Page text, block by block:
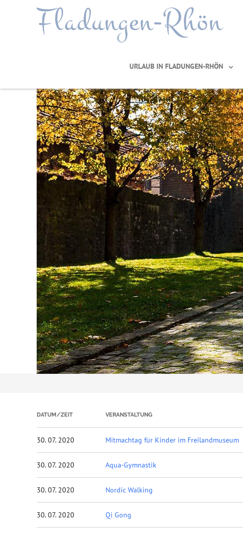
Fladungen-Rhön
URLAUB IN FLADUNGEN-RHÖN
DATUM/ZEIT VERANSTALTUNG
30. 07. 2020 Mitmachtag für Kinder im Freilandmuseum
30. 07. 2020 Aqua-Gymnastik
30. 07. 2020 Nordic Walking
30. 07. 2020 Qi Gong